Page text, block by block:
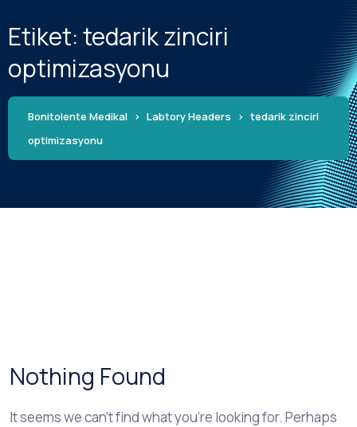
Etiket:tedarik zinciri
optimizasyonu
Bonitolente Medikal > Labtory Headers > tedarik zinciri
optimizasyonu
Nothing Found
It seems we can’t find what you’re looking for. Perhaps